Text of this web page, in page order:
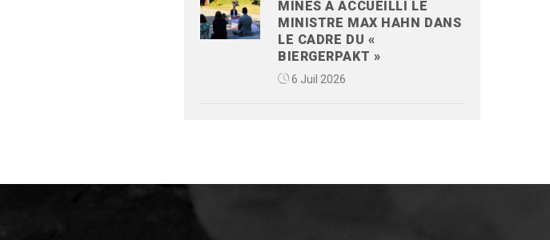
MINES A ACCUEILLI LE
MINISTRE MAX HAHN DANS
LE CADRE DU «
BIERGERPAKT »
6 Juil 2026